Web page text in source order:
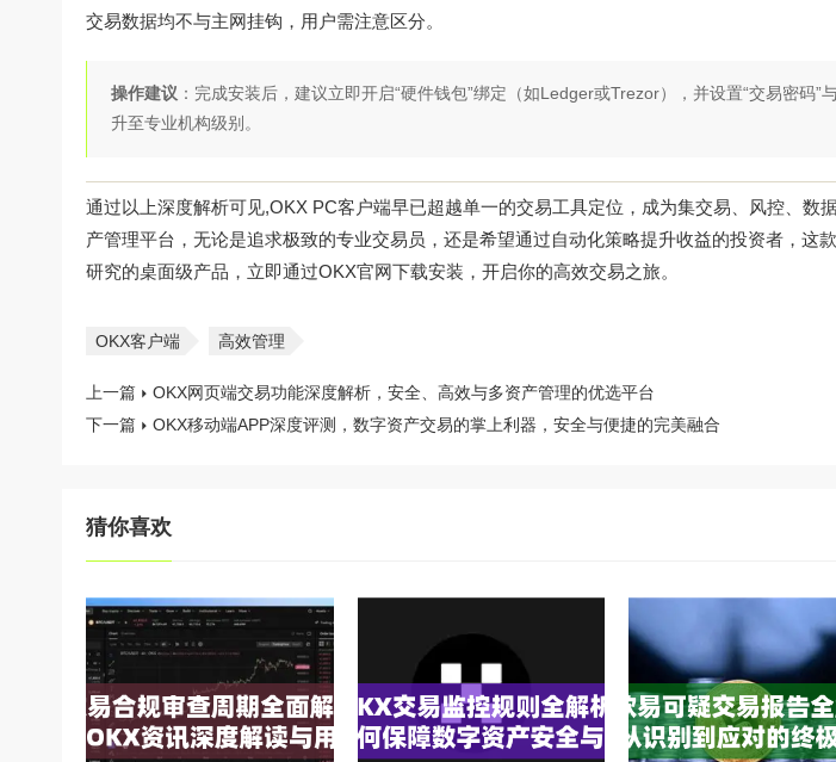
交易数据均不与主网挂钩，用户需注意区分。
操作建议 ：完成安装后，建议立即开启“硬件钱包”绑定（如Ledger或Trezor），并设置“交易密码”
升至专业机构级别。
通过以上深度解析可见,OKX PC客户端早已超越单一的交易工具定位，成为集交易、风控、数
产管理平台，无论是追求极致的专业交易员，还是希望通过自动化策略提升收益的投资者，这
研究的桌面级产品，立即通过OKX官网下载安装，开启你的高效交易之旅。
OKX客户端 高效管理
上一篇
OKX网页端交易功能深度解析，安全、高效与多资产管理的优选平台
下一篇
OKX移动端APP深度评测，数字资产交易的掌上利器，安全与便捷的完美融合
猜你喜欢